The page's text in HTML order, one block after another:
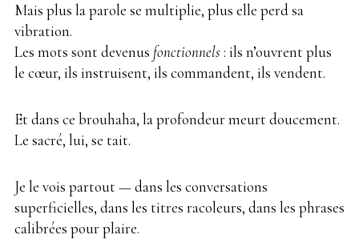
Mais plus la parole se multiplie, plus elle perd sa
vibration.
Les mots sont devenus fonctionnels: ils n’ouvrent plus
le cœur, ils instruisent, ils commandent, ils vendent.
Et dans ce brouhaha, la profondeur meurt doucement.
Le sacré, lui, se tait.
Je le vois partout — dans les conversations
superficielles, dans les titres racoleurs, dans les phrases
calibrées pour plaire.